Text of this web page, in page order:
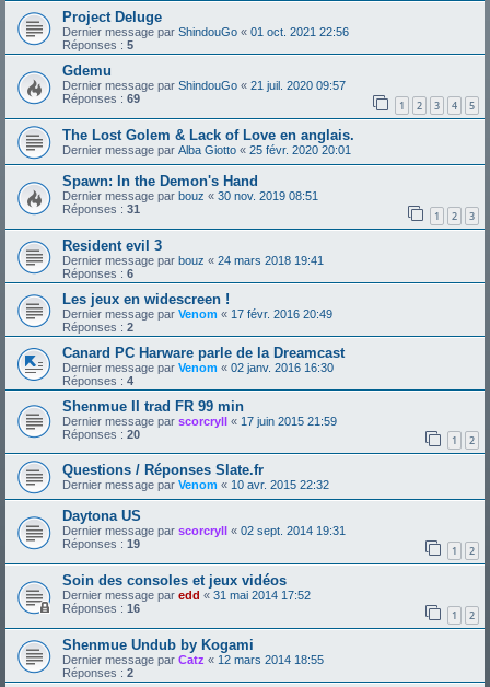
Project Deluge
Dernier message par ShindouGo « 01 oct. 2021 22:56
Réponses : 5
Gdemu
Dernier message par ShindouGo « 21 juil. 2020 09:57
Réponses : 69 1 2 3 4 5
The Lost Golem & Lack of Love en anglais.
Dernier message par Alba Giotto « 25 févr. 2020 20:01
Spawn: In the Demon's Hand
Dernier message par bouz « 30 nov. 2019 08:51
Réponses : 31 1 2 3
Resident evil 3
Dernier message par bouz « 24 mars 2018 19:41
Réponses : 6
Les jeux en widescreen !
Dernier message par Venom « 17 févr. 2016 20:49
Réponses : 2
Canard PC Harware parle de la Dreamcast
Dernier message par Venom « 02 janv. 2016 16:30
Réponses : 4
Shenmue II trad FR 99 min
Dernier message par scorcryll « 17 juin 2015 21:59
Réponses : 20 1 2
Questions / Réponses Slate.fr
Dernier message par Venom « 10 avr. 2015 22:32
Daytona US
Dernier message par scorcryll « 02 sept. 2014 19:31
Réponses : 19 1 2
Soin des consoles et jeux vidéos
Dernier message par edd « 31 mai 2014 17:52
Réponses : 16 1 2
Shenmue Undub by Kogami
Dernier message par Catz « 12 mars 2014 18:55
Réponses : 2